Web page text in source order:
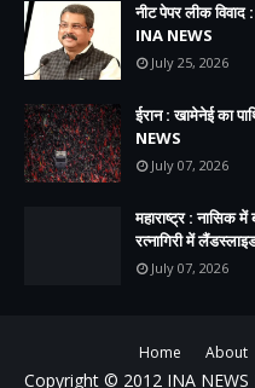
नीट पेपर लीक विवाद :
INA NEWS
July 25, 2026
ईरान : खामेनेई का
NEWS
July 07, 2026
महाराष्ट्र : नासिक
रत्नागिरी में
July 07, 2026
Home About
Copyright © 2012 INA NEWS